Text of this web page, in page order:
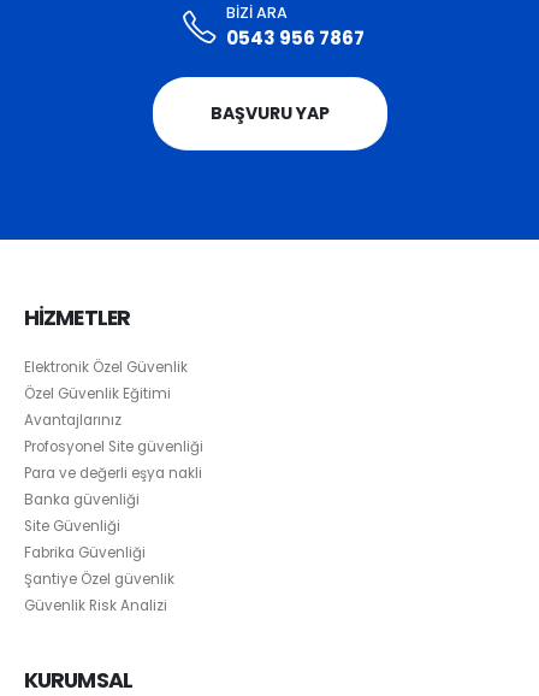
BIZI ARA
0543 956 7867
BAŞVURU YAP
HİZMETLER
Elektronik Özel Güvenlik
Özel Güvenlik Eğitimi
Avantajlarınız
Profosyonel Site güvenliği
Para ve değerli eşya nakli
Banka güvenliği
Site Güvenliği
Fabrika Güvenliği
Şantiye Özel güvenlik
Güvenlik Risk Analizi
KURUMSAL